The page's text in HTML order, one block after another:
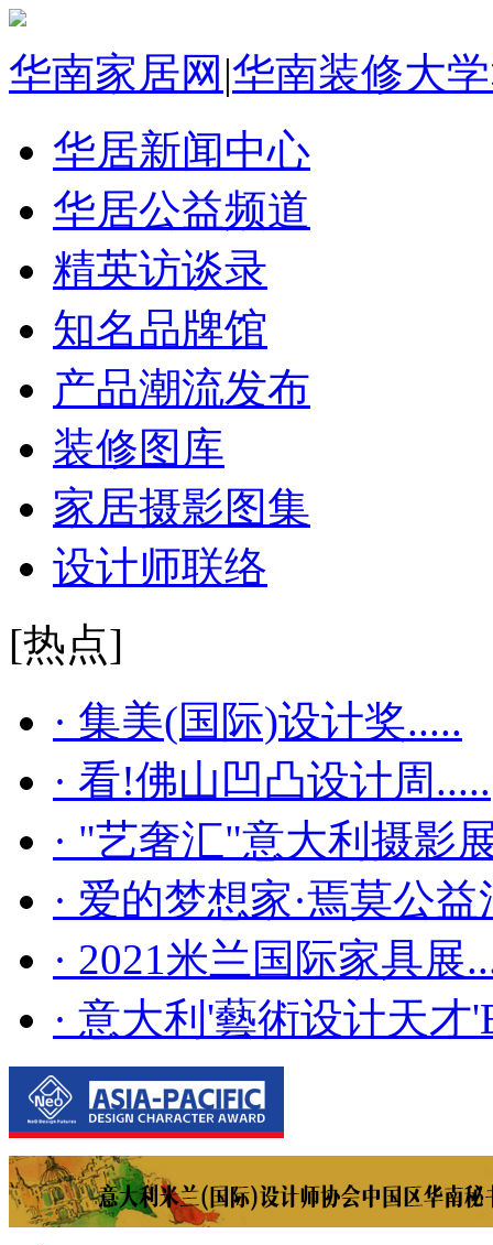
华南家居网 |华南装修大
华居新闻中心
华居公益频道
精英访谈录
知名品牌馆
产品潮流发布
装修图库
家居摄影图集
设计师联络
[热点]
· 集美(国际)设计奖.....
· 看!佛山凹凸设计周.....
· "艺奢汇"​意大利摄影
· 爱的梦想家·焉莫公益
· 2021米兰国际家具展
· 意大利'藝術设计天才